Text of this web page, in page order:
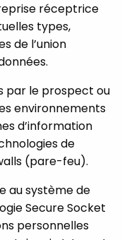
réceptrice
types,
de l’union
par le prospect ou
environnements
d’information
de
(pare-feu).
au système de
Secure Socket
personnelles